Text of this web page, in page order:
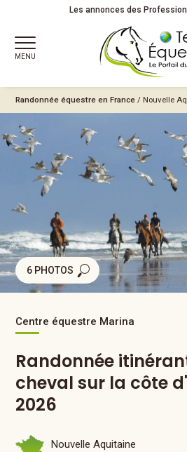
Les annonces des
MENU
Randonnée équestre en France / Nouvelle
6 PHOTOS
Centre équestre Marina
Randonnée
cheval sur la côte
2026
Nouvelle Aquitaine